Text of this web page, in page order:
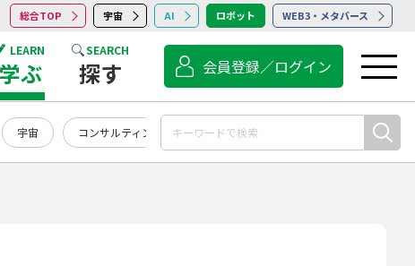
総合TOP 宇宙 AI ロボット WEB3・メタバース
LEARN
学ぶ
SEARCH
探す 会員登録／ログイン
宇宙 コンサルティング 点検・保守・清掃